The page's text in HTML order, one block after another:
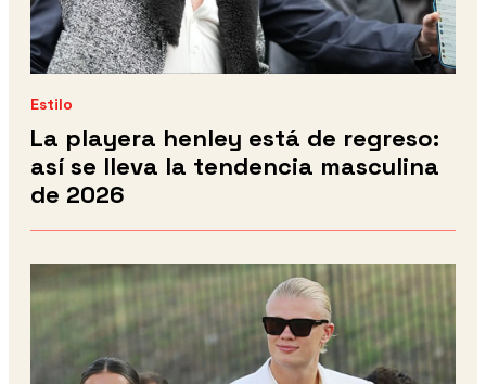
Estilo
La playera henley está de regreso:
así se lleva la tendencia masculina
de 2026